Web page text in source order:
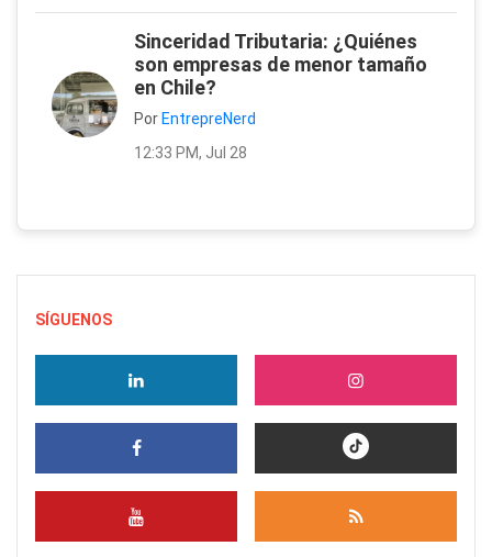
Sinceridad Tributaria: ¿Quiénes
son empresas de menor tamaño
en Chile?
Por EntrepreNerd
12:33 PM, Jul 28
SÍGUENOS